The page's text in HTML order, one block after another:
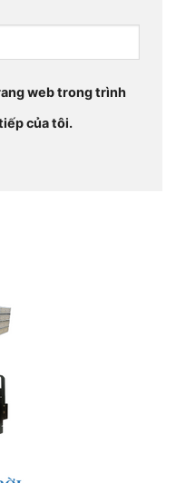
web trong trình
của tôi.